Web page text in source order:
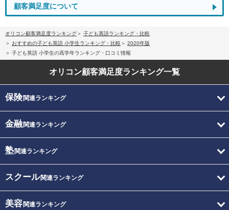
顧客満足度について
オリコン顧客満足度ランキング
子ども英語ランキング・比較
おすすめの子ども英語 小学生ランキング・比較
2020年版
子ども英語 小学生の高学年ランキング・口コミ情報
オリコン顧客満足度ランキング一覧
保険関連ランキング
金融関連ランキング
塾関連ランキング
スクール関連ランキング
美容関連ランキング